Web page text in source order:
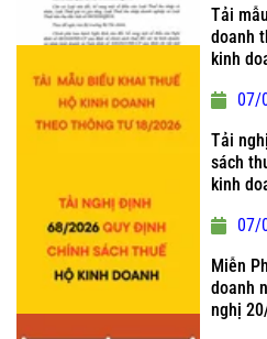
Tải
doanh
kinh
07/
Tải
sách
kinh
07/
Miễn
doanh
nghị